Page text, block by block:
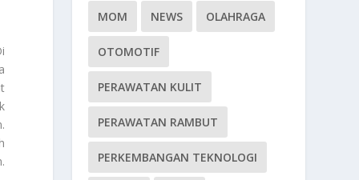
MOM NEWS OLAHRAGA
OTOMOTIF
PERAWATAN KULIT
PERAWATAN RAMBUT
PERKEMBANGAN TEKNOLOGI